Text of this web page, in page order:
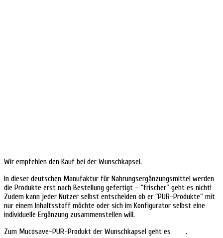
Wir empfehlen den Kauf bei der Wunschkapsel.
In dieser deutschen Manufaktur für Nahrungsergänzungsmittel werden
die Produkte erst nach Bestellung gefertigt – “frischer” geht es nicht!
Zudem kann jeder Nutzer selbst entscheiden ob er “PUR-Produkte” mit
nur einem Inhaltsstoff möchte oder sich im Konfigurator selbst eine
individuelle Ergänzung zusammenstellen will.
Zum Mucosave-PUR-Produkt der Wunschkapsel geht es
.